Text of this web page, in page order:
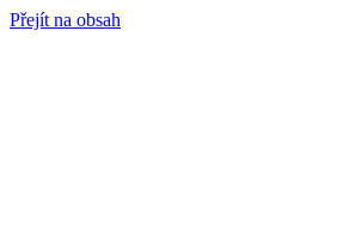
Přejít na obsah